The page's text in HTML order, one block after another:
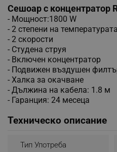
Сешоар с концентратор
- Мощност:1800 W
- 2 степени на температурата
- 2 скорости
- Студена струя
- Включен концентратор
- Подвижен въздушен
- Халка за окачване
- Дължина на кабела: 1.8 м
- Гаранция: 24 месеца
Техническо описание
Тип Употреба